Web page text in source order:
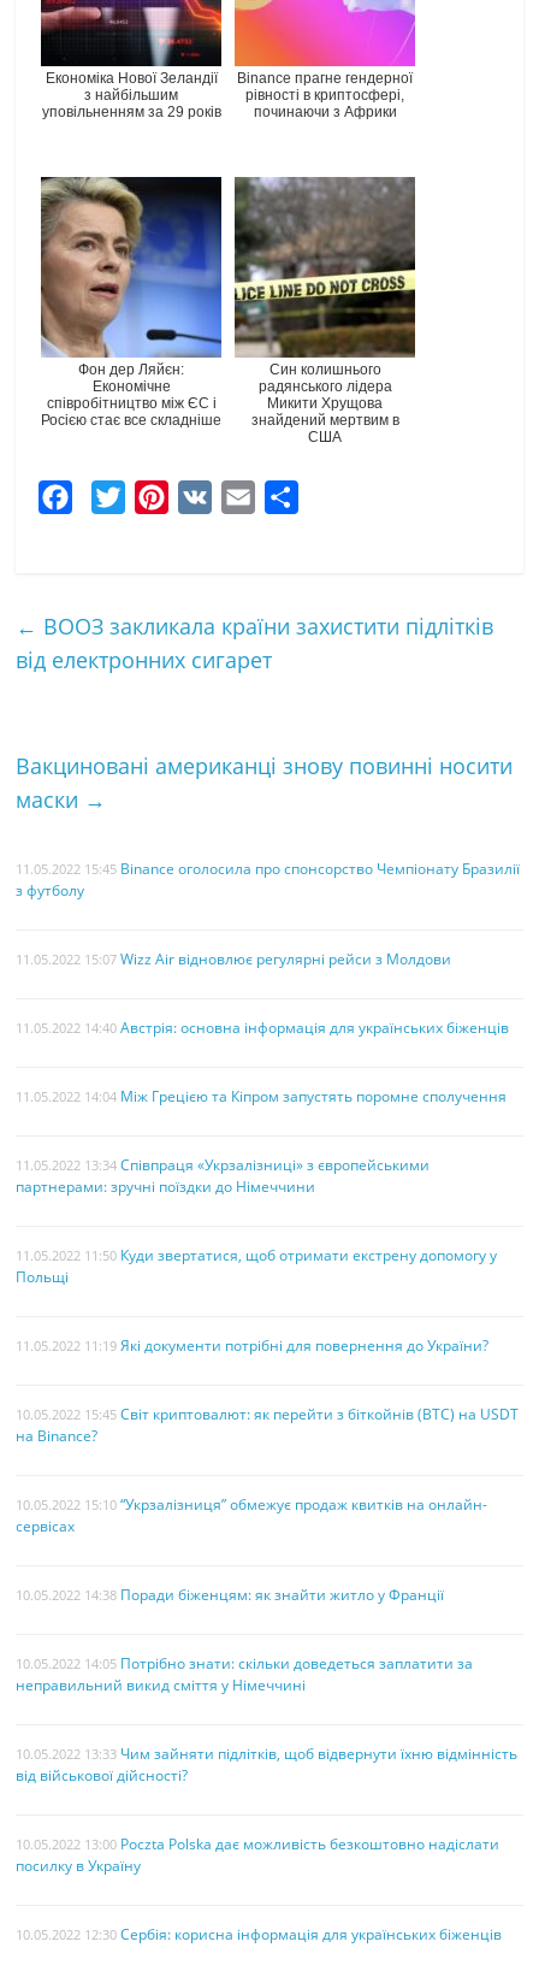
Економіка Нової Зеландії
з найбільшим
уповільненням за 29 років
Binance прагне гендерної
рівності в криптосфері,
починаючи з Африки
Фон дер Ляйєн:
Економічне
співробітництво між ЄС і
Росією стає все складніше
Син колишнього
радянського лідера
Микити Хрущова
знайдений мертвим в
США
b
o
t
e
e
r
t
l
к
← ВООЗ закликала країни захистити підлітків
від електронних сигарет
Вакциновані американці знову повинні носити
маски →
11.05.2022 15:45 Binance оголосила про спонсорство Чемпіонату Бразилії
з футболу
11.05.2022 15:07 Wizz Air відновлює регулярні рейси з Молдови
11.05.2022 14:40 Австрія: основна інформація для українських біженців
11.05.2022 14:04 Між Грецією та Кіпром запустять поромне сполучення
11.05.2022 13:34 Співпраця «Укрзалізниці» з європейськими
партнерами: зручні поїздки до Німеччини
11.05.2022 11:50 Куди звертатися, щоб отримати екстрену допомогу у
Польщі
11.05.2022 11:19 Які документи потрібні для повернення до України?
10.05.2022 15:45 Світ криптовалют: як перейти з біткойнів (BTC) на USDT
на Binance?
10.05.2022 15:10 “Укрзалізниця” обмежує продаж квитків на онлайн-
сервісах
10.05.2022 14:38 Поради біженцям: як знайти житло у Франції
10.05.2022 14:05 Потрібно знати: скільки доведеться заплатити за
неправильний викид сміття у Німеччині
10.05.2022 13:33 Чим зайняти підлітків, щоб відвернути їхню відмінність
від військової дійсності?
10.05.2022 13:00 Poczta Polska дає можливість безкоштовно надіслати
посилку в Україну
10.05.2022 12:30 Сербія: корисна інформація для українських біженців